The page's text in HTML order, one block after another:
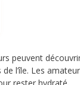
peuvent
l’île. Les